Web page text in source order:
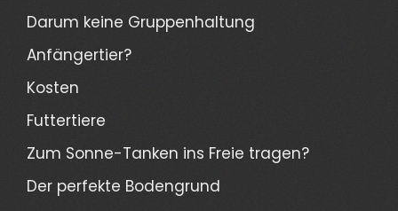
Darum keine Gruppenhaltung
Anfängertier?
Kosten
Futtertiere
Zum Sonne-Tanken ins Freie tragen?
Der perfekte Bodengrund